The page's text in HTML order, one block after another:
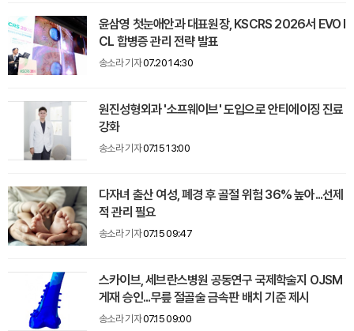
윤삼영 첫눈애안과 대표원장, KSCRS 2026서 EVO I
CL 합병증 관리 전략 발표
송소라 기자07.20 14:30
원진성형외과 '소프웨이브' 도입으로 안티에이징 진료
강화
송소라 기자07.15 13:00
다자녀 출산 여성, 폐경 후 골절 위험 36% 높아...선제
적 관리 필요
송소라 기자07.15 09:47
스카이브, 세브란스병원 공동연구 국제학술지 OJSM
게재 승인...무릎 절골술 금속판 배치 기준 제시
송소라 기자07.15 09:00